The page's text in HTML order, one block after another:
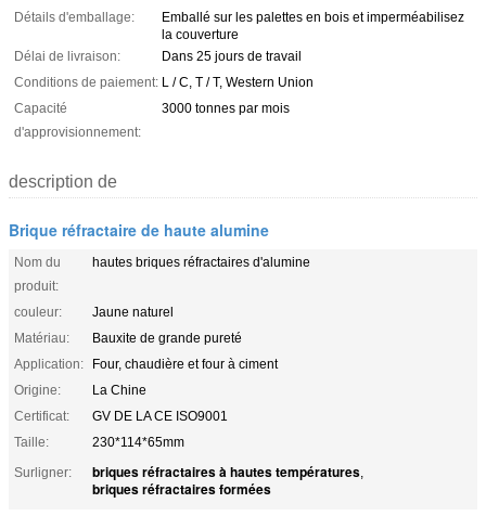
Détails d'emballage:
Emballé sur les palettes en bois et imperméabilisez
la couverture
Délai de livraison:
Dans 25 jours de travail
Conditions de paiement: L / C, T / T, Western Union
Capacité
d'approvisionnement:
3000 tonnes par mois
description de
Brique réfractaire de haute alumine
Nom du
produit:
hautes briques réfractaires d'alumine
couleur:
Jaune naturel
Matériau:
Bauxite de grande pureté
Application:
Four, chaudière et four à ciment
Origine:
La Chine
Certificat:
GV DE LA CE ISO9001
Taille:
230*114*65mm
Surligner:
briques réfractaires à hautes températures,
briques réfractaires formées